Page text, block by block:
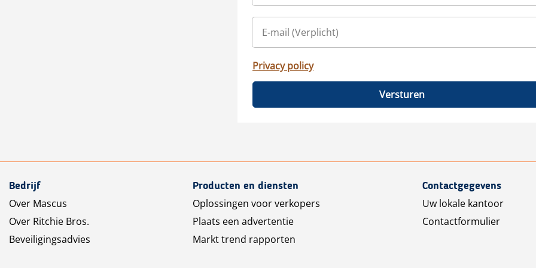
Privacy policy
Versturen
Bedrijf
Over Mascus
Over Ritchie Bros.
Beveiligingsadvies
Producten en diensten
Oplossingen voor verkopers
Plaats een advertentie
Markt trend rapporten
Contactgegevens
Uw lokale kantoor
Contactformulier